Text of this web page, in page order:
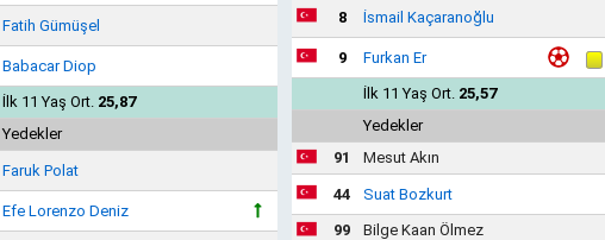
Fatih Gümüşel
Babacar Diop
İlk 11 Yaş Ort. 25,87
Yedekler
Faruk Polat
Efe Lorenzo Deniz
8 İsmail Kaçaranoğlu
9
Furkan Er
İlk 11 Yaş Ort. 25,57
Yedekler
91
Mesut Akın
44
Suat Bozkurt
99
Bilge Kaan Ölmez